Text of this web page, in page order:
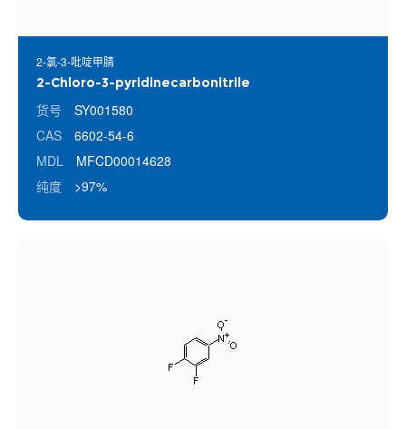
2-氯-3-吡啶甲腈
2-Chloro-3-pyridinecarbonitrile
货号
SY001580
CAS
6602-54-6
MDL
MFCD00014628
纯度
>97%